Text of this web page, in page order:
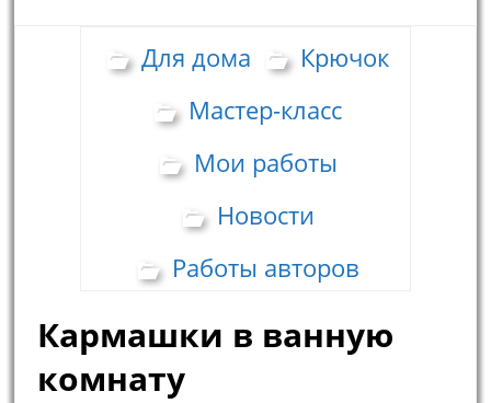
Для дома
Крючок
Мастер-класс
Мои работы
Новости
Работы авторов
Кармашки в ванную
комнату